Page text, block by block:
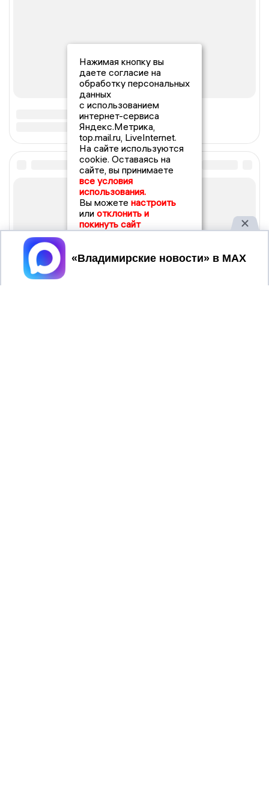
Нажимая кнопку вы
даете согласие на
обработку персональных
данных
с использованием
интернет-сервиса
Яндекс.Метрика,
top.mail.ru, LiveInternet.
На сайте используются
cookie. Оставаясь на
сайте, вы принимаете
все условия
использования.
Вы можете настроить
или отклонить и
покинуть сайт
Принять